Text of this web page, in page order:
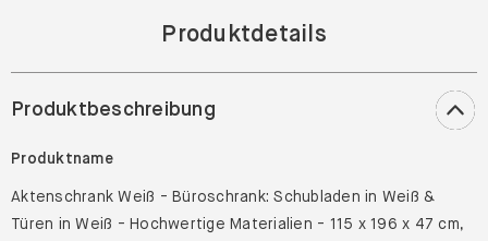
Produktdetails
Produktbeschreibung
Produktname
Aktenschrank Weiß - Büroschrank: Schubladen in Weiß &
Türen in Weiß - Hochwertige Materialien - 115 x 196 x 47 cm,